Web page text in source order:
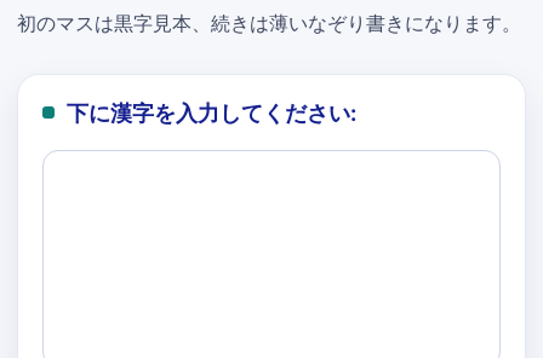
初のマスは黒字見本、続きは薄いなぞり書きになります。
下に漢字を入力してください: